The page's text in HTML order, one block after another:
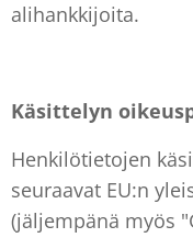
alihankkijoita.
Käsittelyn
Henkilötietojen
seuraavat EU:n
(jäljempänä myös